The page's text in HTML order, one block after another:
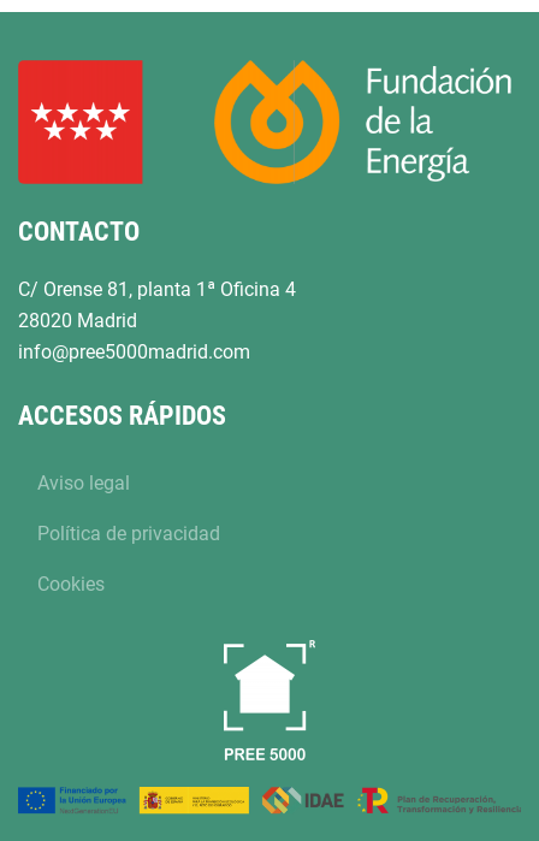
CONTACTO
C/ Orense 81, planta 1ª Oficina 4
28020 Madrid
info@pree5000madrid.com
ACCESOS RÁPIDOS
Aviso legal
Política de privacidad
Cookies